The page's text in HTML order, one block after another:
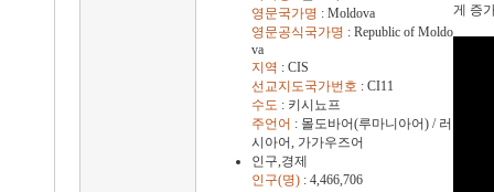
영문국가명 : Moldova
영문공식국가명 : Republic of Moldo
va
지역 : CIS
선교지도국가번호 : CI11
수도 : 키시뇨프
주언어 : 몰도바어(루마니아어) / 러
시아어, 가가우즈어
인구,경제
인구(명): 4,466,706
게 증